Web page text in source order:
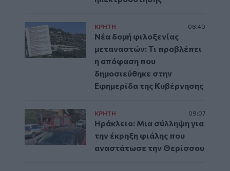
ΚΡΗΤΗ 08:40
Νέα δομή φιλοξενίας
μεταναστών: Τι προβλέπει
η απόφαση που
δημοσιεύθηκε στην
Εφημερίδα της Κυβέρνησης
ΚΡΗΤΗ 09:07
Ηράκλειο: Μια σύλληψη για
την έκρηξη φιάλης που
αναστάτωσε την Θερίσσου